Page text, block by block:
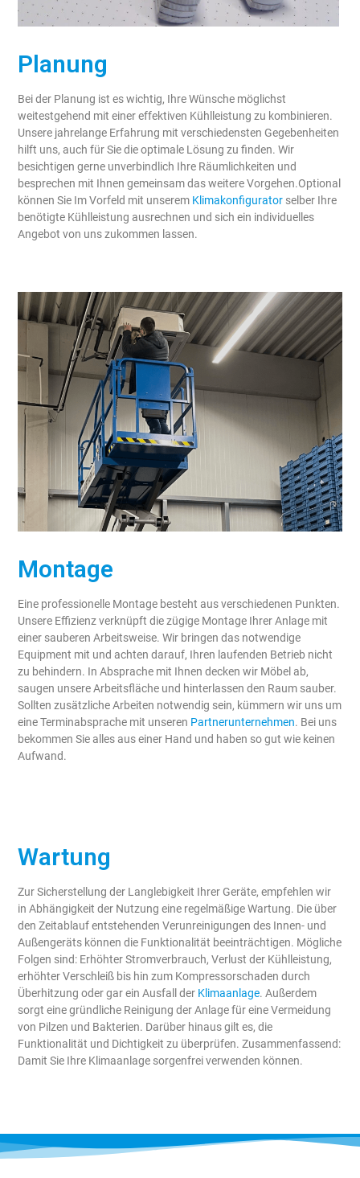
Planung
Bei der Planung ist es wichtig, Ihre Wünsche möglichst
weitestgehend mit einer effektiven Kühlleistung zu kombinieren.
Unsere jahrelange Erfahrung mit verschiedensten Gegebenheiten
hilft uns, auch für Sie die optimale Lösung zu finden. Wir
besichtigen gerne unverbindlich Ihre Räumlichkeiten und
besprechen mit Ihnen gemeinsam das weitere Vorgehen.Optional
können Sie Im Vorfeld mit unserem Klimakonfigurator selber Ihre
benötigte Kühlleistung ausrechnen und sich ein individuelles
Angebot von uns zukommen lassen.
Montage
Eine professionelle Montage besteht aus verschiedenen Punkten.
Unsere Effizienz verknüpft die zügige Montage Ihrer Anlage mit
einer sauberen Arbeitsweise. Wir bringen das notwendige
Equipment mit und achten darauf, Ihren laufenden Betrieb nicht
zu behindern. In Absprache mit Ihnen decken wir Möbel ab,
saugen unsere Arbeitsfläche und hinterlassen den Raum sauber.
Sollten zusätzliche Arbeiten notwendig sein, kümmern wir uns um
eine Terminabsprache mit unseren Partnerunternehmen. Bei uns
bekommen Sie alles aus einer Hand und haben so gut wie keinen
Aufwand.
Wartung
Zur Sicherstellung der Langlebigkeit Ihrer Geräte, empfehlen wir
in Abhängigkeit der Nutzung eine regelmäßige Wartung. Die über
den Zeitablauf entstehenden Verunreinigungen des Innen- und
Außengeräts können die Funktionalität beeinträchtigen. Mögliche
Folgen sind: Erhöhter Stromverbrauch, Verlust der Kühlleistung,
erhöhter Verschleiß bis hin zum Kompressorschaden durch
Überhitzung oder gar ein Ausfall der Klimaanlage. Außerdem
sorgt eine gründliche Reinigung der Anlage für eine Vermeidung
von Pilzen und Bakterien. Darüber hinaus gilt es, die
Funktionalität und Dichtigkeit zu überprüfen. Zusammenfassend:
Damit Sie Ihre Klimaanlage sorgenfrei verwenden können.